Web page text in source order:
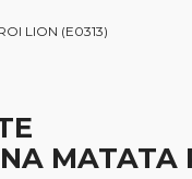
LION (E0313)
MATATA